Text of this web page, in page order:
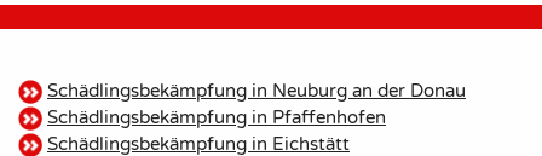
Schädlingsbekämpfung in Neuburg an der Donau
Schädlingsbekämpfung in Pfaffenhofen
Schädlingsbekämpfung in Eichstätt